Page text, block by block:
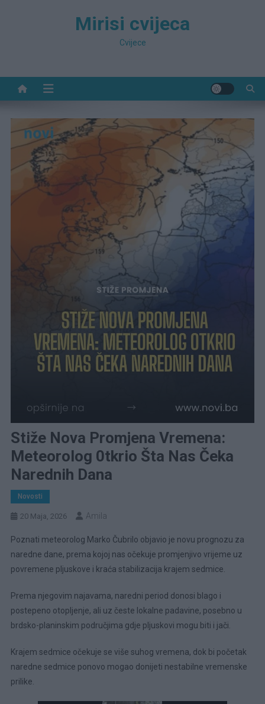
Mirisi cvijeca
Cvijece
Stiže Nova Promjena Vremena:
Meteorolog 0tkrio Šta Nas Čeka
Narednih Dana
Novosti
20 Maja, 2026 Amila
Poznati meteorolog Marko Čubrilo objavio je novu prognozu za
naredne dane, prema kojoj nas očekuje promjenjivo vrijeme uz
povremene pljuskove i kraća stabilizacija krajem sedmice.
Prema njegovim najavama, naredni period donosi blago i
postepeno otopljenje, ali uz česte lokalne padavine, posebno u
brdsko-planinskim područjima gdje pljuskovi mogu biti i jači.
Krajem sedmice očekuje se više suhog vremena, dok bi početak
naredne sedmice ponovo mogao donijeti nestabilne vremenske
prilike.